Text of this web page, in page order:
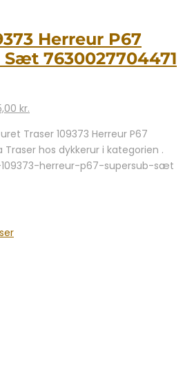
Herreur P67
7630027704471
kr..
kr.
pris
er:
6.495,00 kr..
Traser 109373 Herreur P67
hos dykkerur i kategorien .
109373-herreur-p67-supersub-sæt